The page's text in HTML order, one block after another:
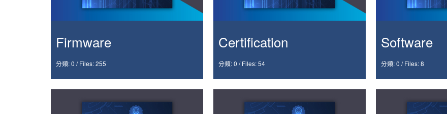
Firmware
分類: 0 /Files: 255
Certification
分類: 0 /Files: 54
Software
分類: 0 /Files: 8